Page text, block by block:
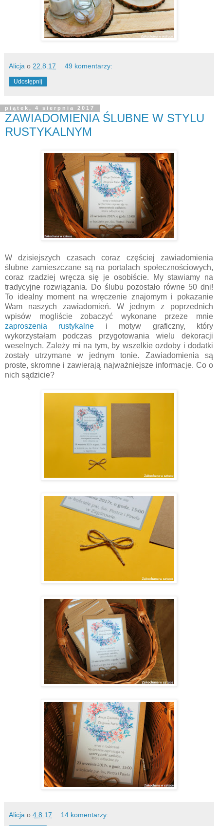
Alicja o 22.8.17 49 komentarzy:
Udostępnij
piątek, 4 sierpnia 2017
ZAWIADOMIENIA ŚLUBNE W STYLU
RUSTYKALNYM
W dzisiejszych czasach coraz częściej zawiadomienia
ślubne zamieszczane są na portalach społecznościowych,
coraz rzadziej wręcza się je osobiście. My stawiamy na
tradycyjne rozwiązania. Do ślubu pozostało równe 50 dni!
To idealny moment na wręczenie znajomym i pokazanie
Wam naszych zawiadomień. W jednym z poprzednich
wpisów mogliście zobaczyć wykonane przeze mnie
zaproszenia rustykalne i motyw graficzny, który
wykorzystałam podczas przygotowania wielu dekoracji
weselnych. Zależy mi na tym, by wszelkie ozdoby i dodatki
zostały utrzymane w jednym tonie. Zawiadomienia są
proste, skromne i zawierają najważniejsze informacje. Co o
nich sądzicie?
Alicja o 4.8.17 14 komentarzy: